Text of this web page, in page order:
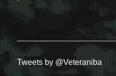
Tweets by @Veteraniba